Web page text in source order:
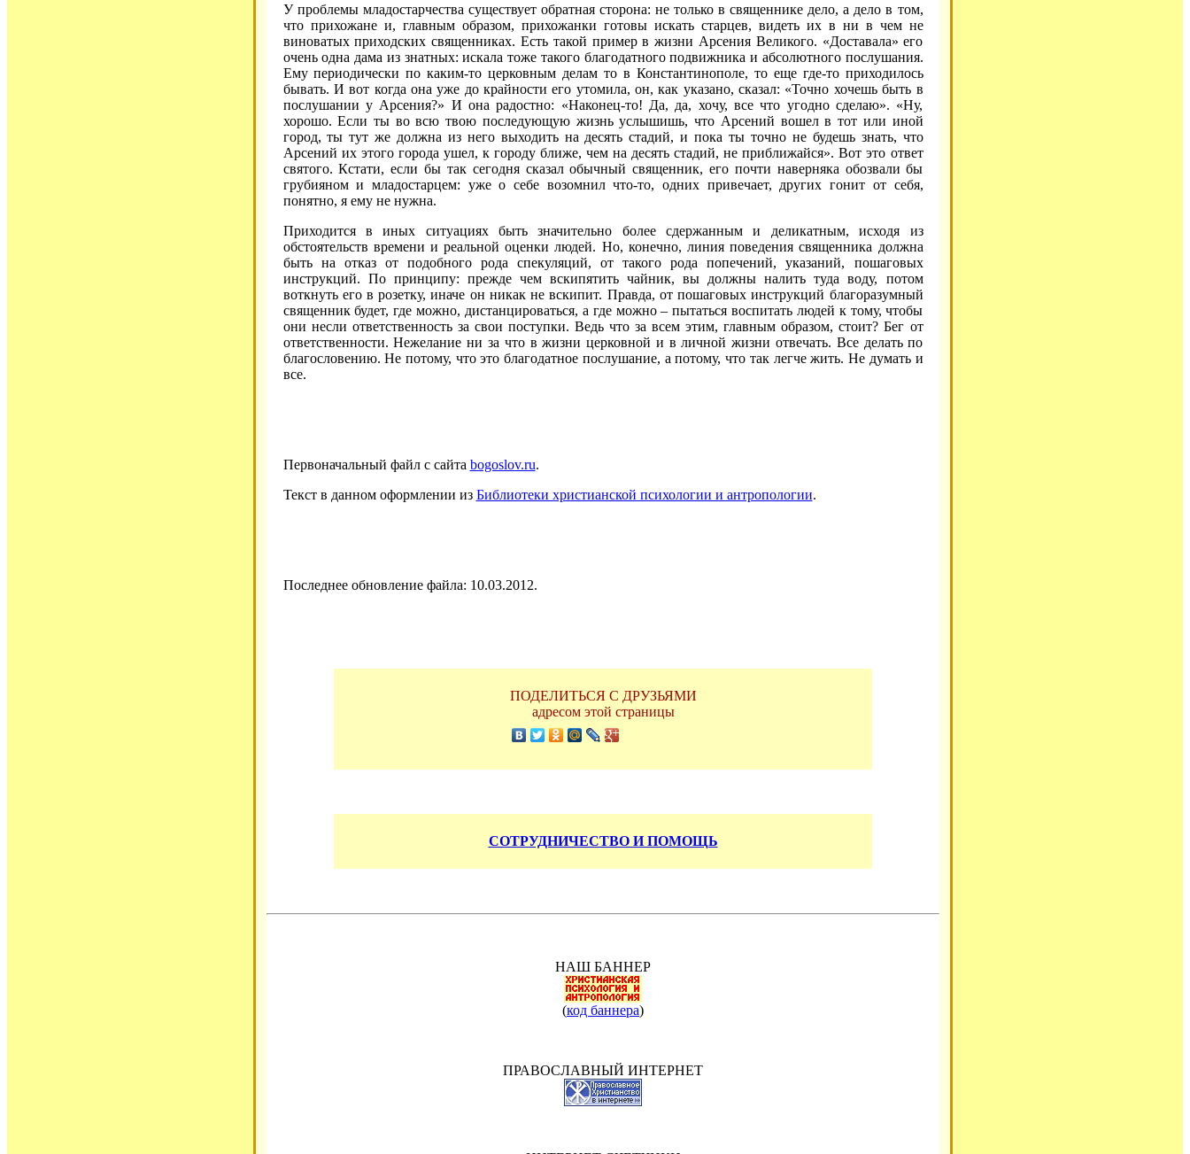
У проблемы младостарчества существует обратная сторона: не только в священнике дело, а дело в том,
что прихожане и, главным образом, прихожанки готовы искать старцев, видеть их в ни в чем не
виноватых приходских священниках. Есть такой пример в жизни Арсения Великого. «Доставала» его
очень одна дама из знатных: искала тоже такого благодатного подвижника и абсолютного послушания.
Ему периодически по каким-то церковным делам то в Константинополе, то еще где-то приходилось
бывать. И вот когда она уже до крайности его утомила, он, как указано, сказал: «Точно хочешь быть в
послушании у Арсения?» И она радостно: «Наконец-то! Да, да, хочу, все что угодно сделаю». «Ну,
хорошо. Если ты во всю твою последующую жизнь услышишь, что Арсений вошел в тот или иной
город, ты тут же должна из него выходить на десять стадий, и пока ты точно не будешь знать, что
Арсений их этого города ушел, к городу ближе, чем на десять стадий, не приближайся». Вот это ответ
святого. Кстати, если бы так сегодня сказал обычный священник, его почти наверняка обозвали бы
грубияном и младостарцем: уже о себе возомнил что-то, одних привечает, других гонит от себя,
понятно, я ему не нужна.
Приходится в иных ситуациях быть значительно более сдержанным и деликатным, исходя из
обстоятельств времени и реальной оценки людей. Но, конечно, линия поведения священника должна
быть на отказ от подобного рода спекуляций, от такого рода попечений, указаний, пошаговых
инструкций. По принципу: прежде чем вскипятить чайник, вы должны налить туда воду, потом
воткнуть его в розетку, иначе он никак не вскипит. Правда, от пошаговых инструкций благоразумный
священник будет, где можно, дистанцироваться, а где можно – пытаться воспитать людей к тому, чтобы
они несли ответственность за свои поступки. Ведь что за всем этим, главным образом, стоит? Бег от
ответственности. Нежелание ни за что в жизни церковной и в личной жизни отвечать. Все делать по
благословению. Не потому, что это благодатное послушание, а потому, что так легче жить. Не думать и
все.
Первоначальный файл с сайта bogoslov.ru.
Текст в данном оформлении из Библиотеки христианской психологии и антропологии.
Последнее обновление файла: 10.03.2012.
ПОДЕЛИТЬСЯ С ДРУЗЬЯМИ
адресом этой страницы
СОТРУДНИЧЕСТВО И ПОМОЩЬ
НАШ БАННЕР
(код баннера)
ПРАВОСЛАВНЫЙ ИНТЕРНЕТ